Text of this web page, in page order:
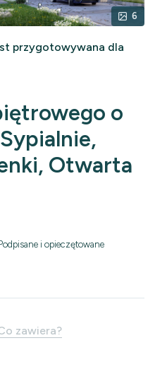
6
przygotowywana dla
o
Otwarta
Podpisane i opieczętowane
zawiera?